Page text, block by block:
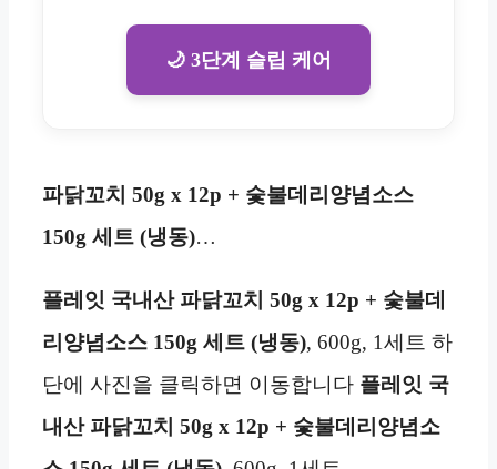
🌙 3단계 슬립 케어
파닭꼬치 50g x 12p + 숯불데리양념소스
150g 세트 (냉동)…
플레잇 국내산 파닭꼬치 50g x 12p + 숯불데
리양념소스 150g 세트 (냉동), 600g, 1세트 하
단에 사진을 클릭하면 이동합니다 플레잇 국
내산 파닭꼬치 50g x 12p + 숯불데리양념소